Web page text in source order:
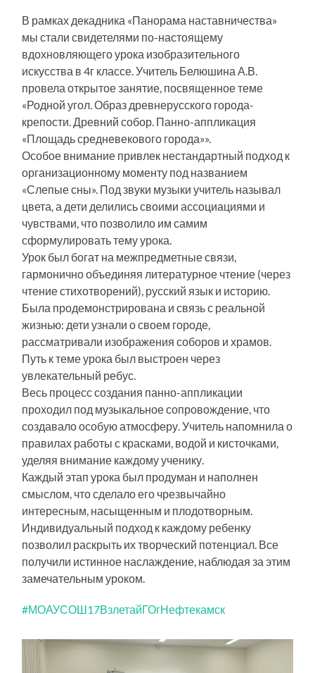
В рамках декадника «Панорама наставничества»
мы стали свидетелями по-настоящему
вдохновляющего урока изобразительного
искусства в 4г классе. Учитель Белюшина А.В.
провела открытое занятие, посвященное теме
«Родной угол. Образ древнерусского города-
крепости. Древний собор. Панно-аппликация
«Площадь средневекового города»».
Особое внимание привлек нестандартный подход к
организационному моменту под названием
«Слепые сны». Под звуки музыки учитель называл
цвета, а дети делились своими ассоциациями и
чувствами, что позволило им самим
сформулировать тему урока.
Урок был богат на межпредметные связи,
гармонично объединяя литературное чтение (через
чтение стихотворений), русский язык и историю.
Была продемонстрирована и связь с реальной
жизнью: дети узнали о своем городе,
рассматривали изображения соборов и храмов.
Путь к теме урока был выстроен через
увлекательный ребус.
Весь процесс создания панно-аппликации
проходил под музыкальное сопровождение, что
создавало особую атмосферу. Учитель напомнила о
правилах работы с красками, водой и кисточками,
уделяя внимание каждому ученику.
Каждый этап урока был продуман и наполнен
смыслом, что сделало его чрезвычайно
интересным, насыщенным и плодотворным.
Индивидуальный подход к каждому ребенку
позволил раскрыть их творческий потенциал. Все
получили истинное наслаждение, наблюдая за этим
замечательным уроком.
#МОАУСОШ17ВзлетайГОгНефтекамск